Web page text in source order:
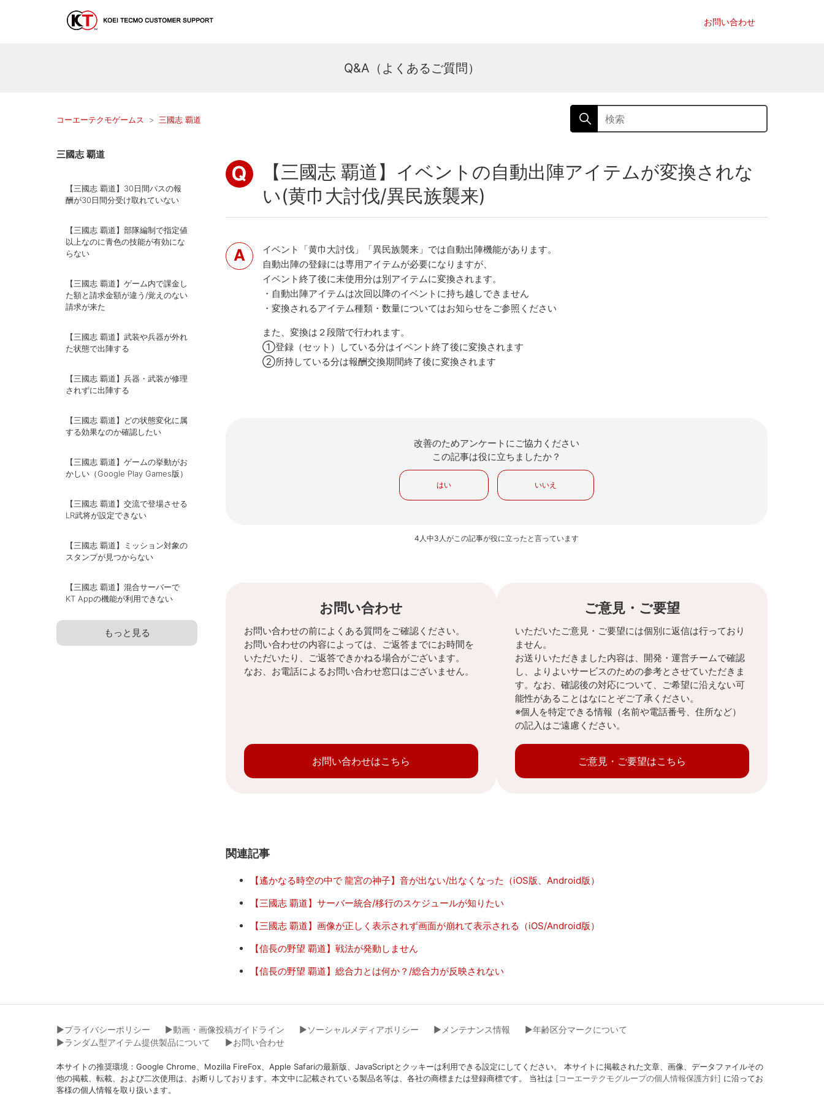
お問い合わせ
Q&A（よくあるご質問）
コーエーテクモゲームス 三國志 覇道
三國志 覇道
【三國志 覇道】30日間パスの報
酬が30日間分受け取れていない
【三國志 覇道】部隊編制で指定値
以上なのに青色の技能が有効にな
らない
【三國志 覇道】ゲーム内で課金し
た額と請求金額が違う/覚えのない
請求が来た
【三國志 覇道】武装や兵器が外れ
た状態で出陣する
【三國志 覇道】兵器・武装が修理
されずに出陣する
【三國志 覇道】どの状態変化に属
する効果なのか確認したい
【三國志 覇道】ゲームの挙動がお
かしい（Google Play Games版）
【三國志 覇道】交流で登場させる
LR武将が設定できない
【三國志 覇道】ミッション対象の
スタンプが見つからない
【三國志 覇道】混合サーバーで
KT Appの機能が利用できない
もっと見る
【三國志 覇道】イベントの自動出陣アイテムが変換されな
い(黄巾大討伐/異民族襲来)
イベント「黄巾大討伐」「異民族襲来」では自動出陣機能があります。
自動出陣の登録には専用アイテムが必要になりますが、
イベント終了後に未使用分は別アイテムに変換されます。
・自動出陣アイテムは次回以降のイベントに持ち越しできません
・変換されるアイテム種類・数量についてはお知らせをご参照ください
また、変換は２段階で行われます。
①登録（セット）している分はイベント終了後に変換されます
②所持している分は報酬交換期間終了後に変換されます
改善のためアンケートにご協力ください
この記事は役に立ちましたか？
はい いいえ
4人中3人がこの記事が役に立ったと言っています
お問い合わせ
お問い合わせの前によくある質問をご確認ください。
お問い合わせの内容によっては、ご返答までにお時間を
いただいたり、ご返答できかねる場合がございます。
なお、お電話によるお問い合わせ窓口はございません。
お問い合わせはこちら
ご意見・ご要望
いただいたご意見・ご要望には個別に返信は行っており
ません。
お送りいただきました内容は、開発・運営チームで確認
し、よりよいサービスのための参考とさせていただきま
す。なお、確認後の対応について、ご希望に沿えない可
能性があることはなにとぞご了承ください。
※個人を特定できる情報（名前や電話番号、住所など）
の記入はご遠慮ください。
ご意見・ご要望はこちら
関連記事
【遙かなる時空の中で 龍宮の神子】音が出ない/出なくなった（iOS版、Android版）
【三國志 覇道】サーバー統合/移行のスケジュールが知りたい
【三國志 覇道】画像が正しく表示されず画面が崩れて表示される（iOS/Android版）
【信長の野望 覇道】戦法が発動しません
【信長の野望 覇道】総合力とは何か？/総合力が反映されない
▶︎プライバシーポリシー ▶︎動画・画像投稿ガイドライン ▶︎ソーシャルメディアポリシー ▶︎メンテナンス情報
▶︎年齢区分マークについて
▶︎ランダム型アイテム提供製品について
▶︎お問い合わせ
本サイトの推奨環境：Google Chrome、Mozilla FireFox、Apple Safariの最新版、JavaScriptとクッキーは利用できる設定にしてください。 本サイトに掲載された文章、画像、データファイルその
他の掲載、転載、および二次使用は、お断りしております。本文中に記載されている製品名等は、各社の商標または登録商標です。 当社は [コーエーテクモグループの個人情報保護方針] に沿ってお
客様の個人情報を取り扱います。